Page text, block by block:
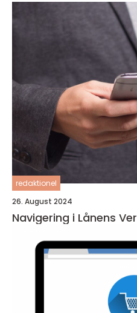
redaktionel
26. August 2024
Navigering i Lånens